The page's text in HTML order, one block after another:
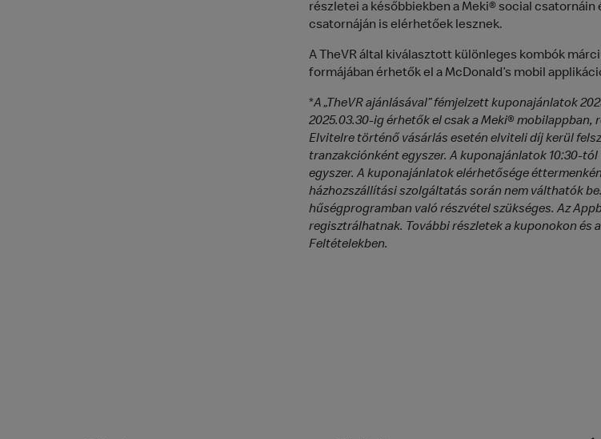
részletei a későbbiekben a Meki® social csatornáin
csatornáján is elérhetőek lesznek.
A TheVR által kiválasztott különleges kombók
formájában érhetők el a McDonald’s mobil
*A „TheVR ajánlásával” fémjelzett kuponajánlatok
2025.03.30-ig érhetők el csak a Meki® mobilappban,
Elvitelre történő vásárlás esetén elviteli díj kerül
tranzakciónként egyszer. A kuponajánlatok 10:30-
egyszer. A kuponajánlatok elérhetősége
házhozszállítási szolgáltatás során nem válthatók
hűségprogramban való részvétel szükséges. Az
regisztrálhatnak. További részletek a kuponokon és
Feltételekben.